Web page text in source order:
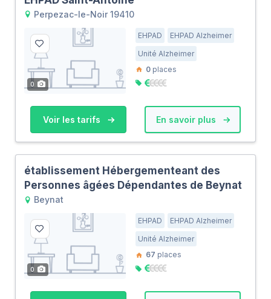
Perpezac-le-Noir 19410
0
EHPAD
EHPAD Alzheimer
Unité Alzheimer
0 places
Voir les tarifs En savoir plus
établissement Hébergementeant des
Personnes âgées Dépendantes de Beynat
Beynat
0
EHPAD
EHPAD Alzheimer
Unité Alzheimer
67 places